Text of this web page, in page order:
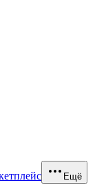
Ещё